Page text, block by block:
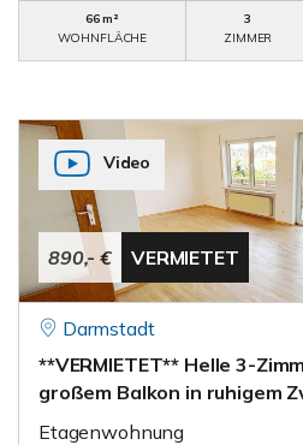
66 m²
WOHNFLÄCHE
3
ZIMMER
890,- € VERMIETET
Video
Darmstadt
**VERMIETET** Helle 3-
großem Balkon in ruhigem
Etagenwohnung